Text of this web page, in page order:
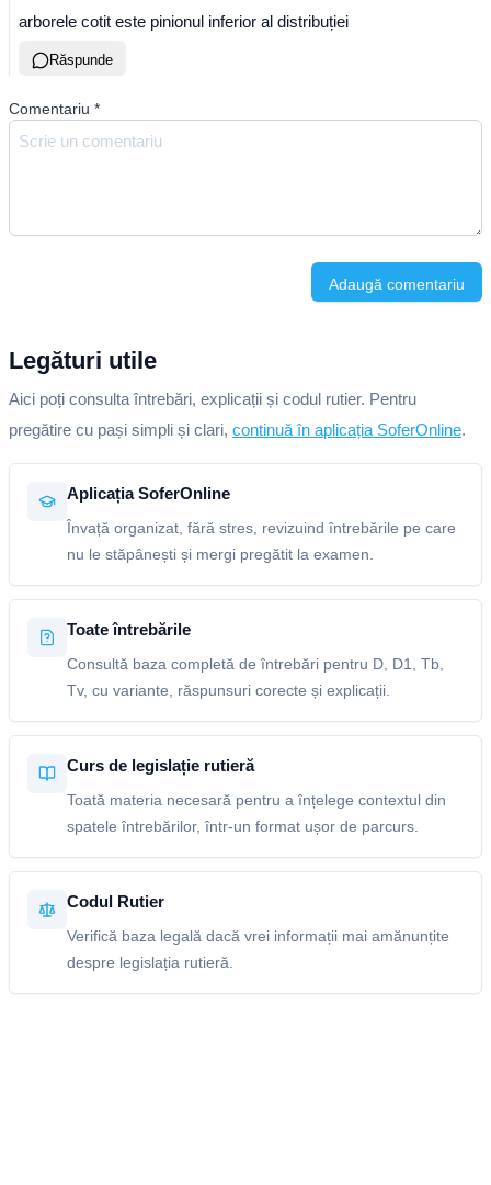
arborele cotit este pinionul inferior al distribuției
Răspunde
Comentariu *
Adaugă comentariu
Legături utile
Aici poți consulta întrebări, explicații și codul rutier. Pentru
pregătire cu pași simpli și clari, continuă în aplicația SoferOnline.
Aplicația SoferOnline
Învață organizat, fără stres, revizuind întrebările pe care
nu le stăpânești și mergi pregătit la examen.
Toate întrebările
Consultă baza completă de întrebări pentru D, D1, Tb,
Tv, cu variante, răspunsuri corecte și explicații.
Curs de legislație rutieră
Toată materia necesară pentru a înțelege contextul din
spatele întrebărilor, într-un format ușor de parcurs.
Codul Rutier
Verifică baza legală dacă vrei informații mai amănunțite
despre legislația rutieră.